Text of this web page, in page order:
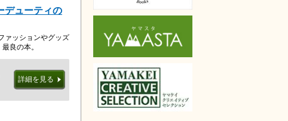
デューティの
ァッションやグッズ
良の本。
詳細を見る